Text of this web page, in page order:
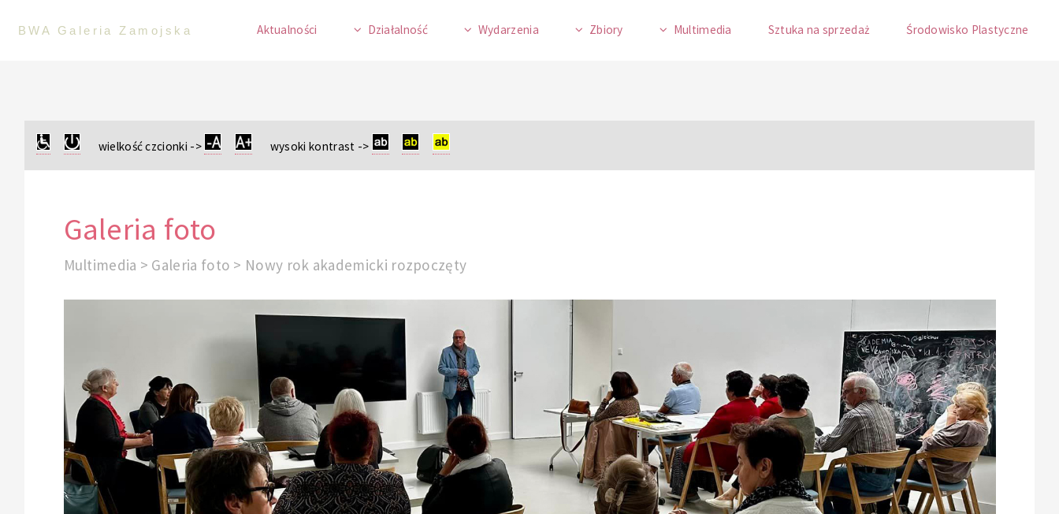
BWA Galeria Zamojska Aktualności Działalność Wydarzenia Zbiory Multimedia Sztuka na sprzedaż Środowisko Plastyczne
wielkość czcionki -> wysoki kontrast ->
Galeria foto
Multimedia > Galeria foto > Nowy rok akademicki rozpoczęty